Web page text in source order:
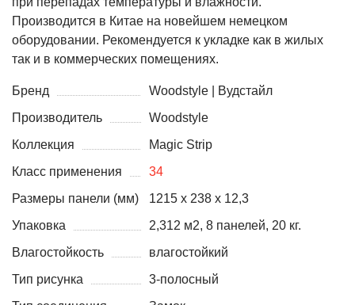
Производится в Китае на новейшем немецком
оборудовании. Рекомендуется к укладке как в жилых
так и в коммерческих помещениях.
Бренд
Woodstyle | Вудстайл
Производитель
Woodstyle
Коллекция
Magic Strip
Класс применения
34
Размеры панели (мм)
1215 х 238 х 12,3
Упаковка
2,312 м2, 8 панелей, 20 кг.
Влагостойкость
влагостойкий
Тип рисунка
3-полосный